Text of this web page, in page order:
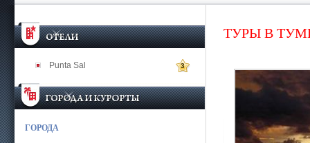
Punta Sal 3
ГОРОДА
ТУРЫ В